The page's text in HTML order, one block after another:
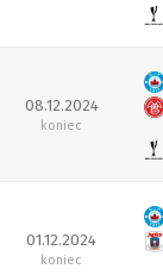
08.12.2024
koniec
01.12.2024
koniec